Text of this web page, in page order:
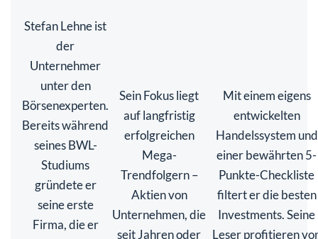
Stefan Lehne ist
der
Unternehmer
unter den
Börsenexperten.
Bereits während
seines BWL-
Studiums
gründete er
seine erste
Firma, die er
Sein Fokus liegt
auf langfristig
erfolgreichen
Mega-
Trendfolgern –
Aktien von
Unternehmen, die
seit Jahren oder
Mit einem eigens
entwickelten
Handelssystem und
einer bewährten 5-
Punkte-Checkliste
filtert er die besten
Investments. Seine
Leser profitieren